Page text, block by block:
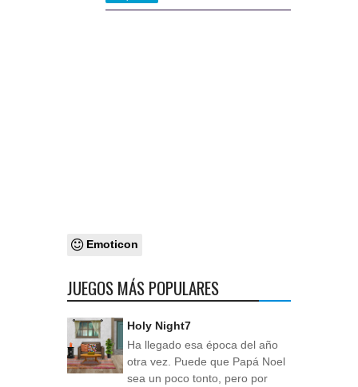
Emoticon
JUEGOS MÁS POPULARES
Holy Night7
Ha llegado esa época del año
otra vez. Puede que Papá Noel
sea un poco tonto, pero por